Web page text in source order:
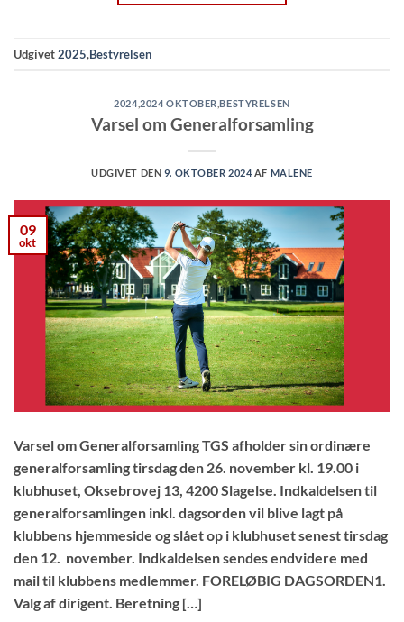
Udgivet2025,Bestyrelsen
2024,2024 OKTOBER ,BESTYRELSEN
Varsel om Generalforsamling
UDGIVET DEN 9. OKTOBER 2024 AF MALENE
09
okt
Varsel om Generalforsamling TGS afholder sin ordinære
generalforsamling tirsdag den 26. november kl. 19.00 i
klubhuset, Oksebrovej 13, 4200 Slagelse. Indkaldelsen til
generalforsamlingen inkl. dagsorden vil blive lagt på
klubbens hjemmeside og slået op i klubhuset senest tirsdag
den 12. november. Indkaldelsen sendes endvidere med
mail til klubbens medlemmer. FORELØBIG DAGSORDEN1.
Valg af dirigent. Beretning […]